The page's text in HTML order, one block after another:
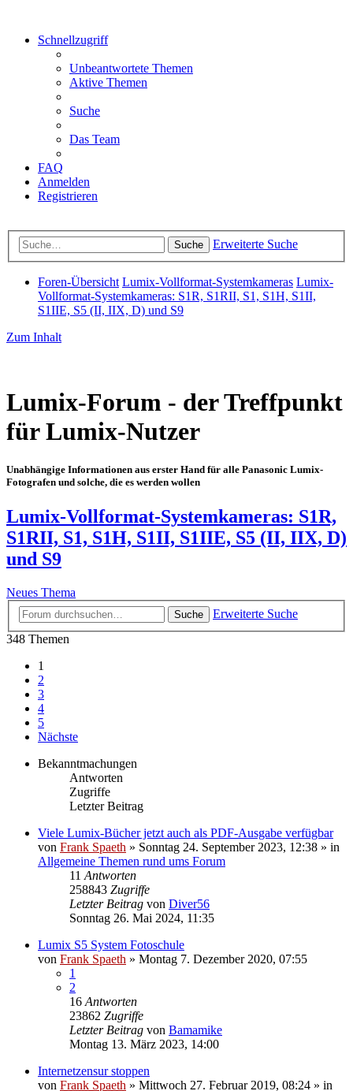
Schnellzugriff
Unbeantwortete Themen
Aktive Themen
Suche
Das Team
FAQ
Anmelden
Registrieren
Suche Erweiterte Suche
Foren-Übersicht Lumix-Vollformat-Systemkameras Lumix-
Vollformat-Systemkameras: S1R, S1RII, S1, S1H, S1II,
S1IIE, S5 (II, IIX, D) und S9
Zum Inhalt
Lumix-Forum - der Treffpunkt
für Lumix-Nutzer
Unabhängige Informationen aus erster Hand für alle Panasonic Lumix-
Fotografen und solche, die es werden wollen
Lumix-Vollformat-Systemkameras: S1R,
S1RII, S1, S1H, S1II, S1IIE, S5 (II, IIX, D)
und S9
Neues Thema
Suche
Erweiterte Suche
348 Themen
1
2
3
4
5
Nächste
Bekanntmachungen
Antworten
Zugriffe
Letzter Beitrag
Viele Lumix-Bücher jetzt auch als PDF-Ausgabe verfügbar
von Frank Spaeth » Sonntag 24. September 2023, 12:38 » in
Allgemeine Themen rund ums Forum
11 Antworten
258843 Zugriffe
Letzter Beitrag von Diver56
Sonntag 26. Mai 2024, 11:35
Lumix S5 System Fotoschule
von Frank Spaeth » Montag 7. Dezember 2020, 07:55
1
2
16 Antworten
23862 Zugriffe
Letzter Beitrag von Bamamike
Montag 13. März 2023, 14:00
Internetzensur stoppen
von Frank Spaeth » Mittwoch 27. Februar 2019, 08:24 » in